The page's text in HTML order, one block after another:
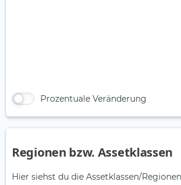
Prozentuale Veränderung
Regionen bzw. Assetklassen
Hier siehst du die Assetklassen/